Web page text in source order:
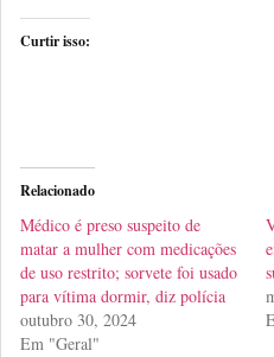
Curtir isso:
Relacionado
Médico é preso suspeito de
matar a mulher com medicações
de uso restrito; sorvete foi usado
para vítima dormir, diz polícia
outubro 30, 2024
Em "Geral"